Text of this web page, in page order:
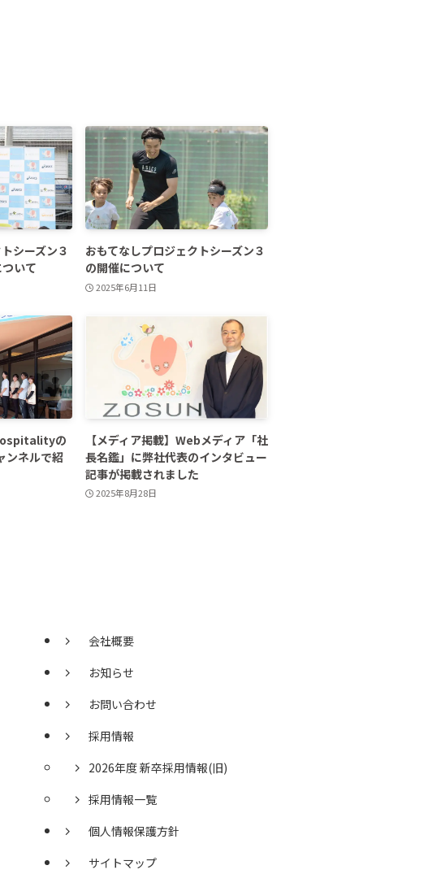
シーズン３
いて
おもてなしプロジェクトシーズン３
の開催について
2025年6月11日
の
ンネルで紹
【メディア掲載】Webメディア「社
長名鑑」に弊社代表のインタビュー
記事が掲載されました
2025年8月28日
会社概要
お知らせ
お問い合わせ
採用情報
2026年度 新卒採用情報(旧)
採用情報一覧
個人情報保護方針
サイトマップ